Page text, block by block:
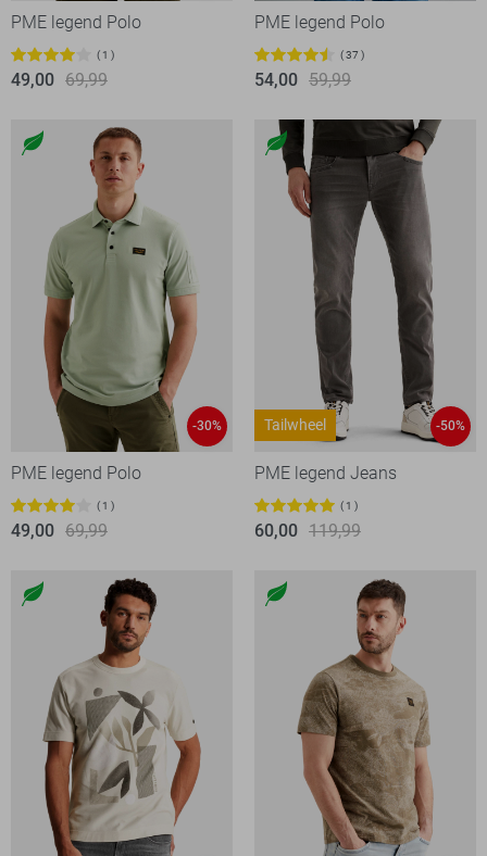
PME legend Polo
1
49,00 69,99
PME legend Polo
37
54,00 59,99
-30%
PME legend Polo
1
49,00 69,99
Tailwheel -50%
PME legend Jeans
1
60,00 119,99